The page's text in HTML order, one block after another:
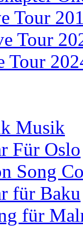
Tour
Tour
Tour
Musik
Für Oslo
Song
für Baku
für